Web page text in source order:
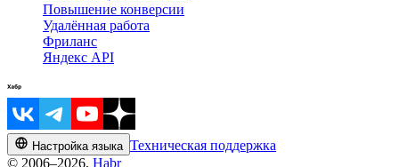
Повышение конверсии
Удалённая работа
Фриланс
Яндекс API
Настройка языка Техническая поддержка
© 2006–2026, Habr